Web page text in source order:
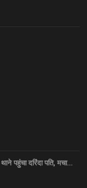
पहुंचा दरिंदा पति, मचा…